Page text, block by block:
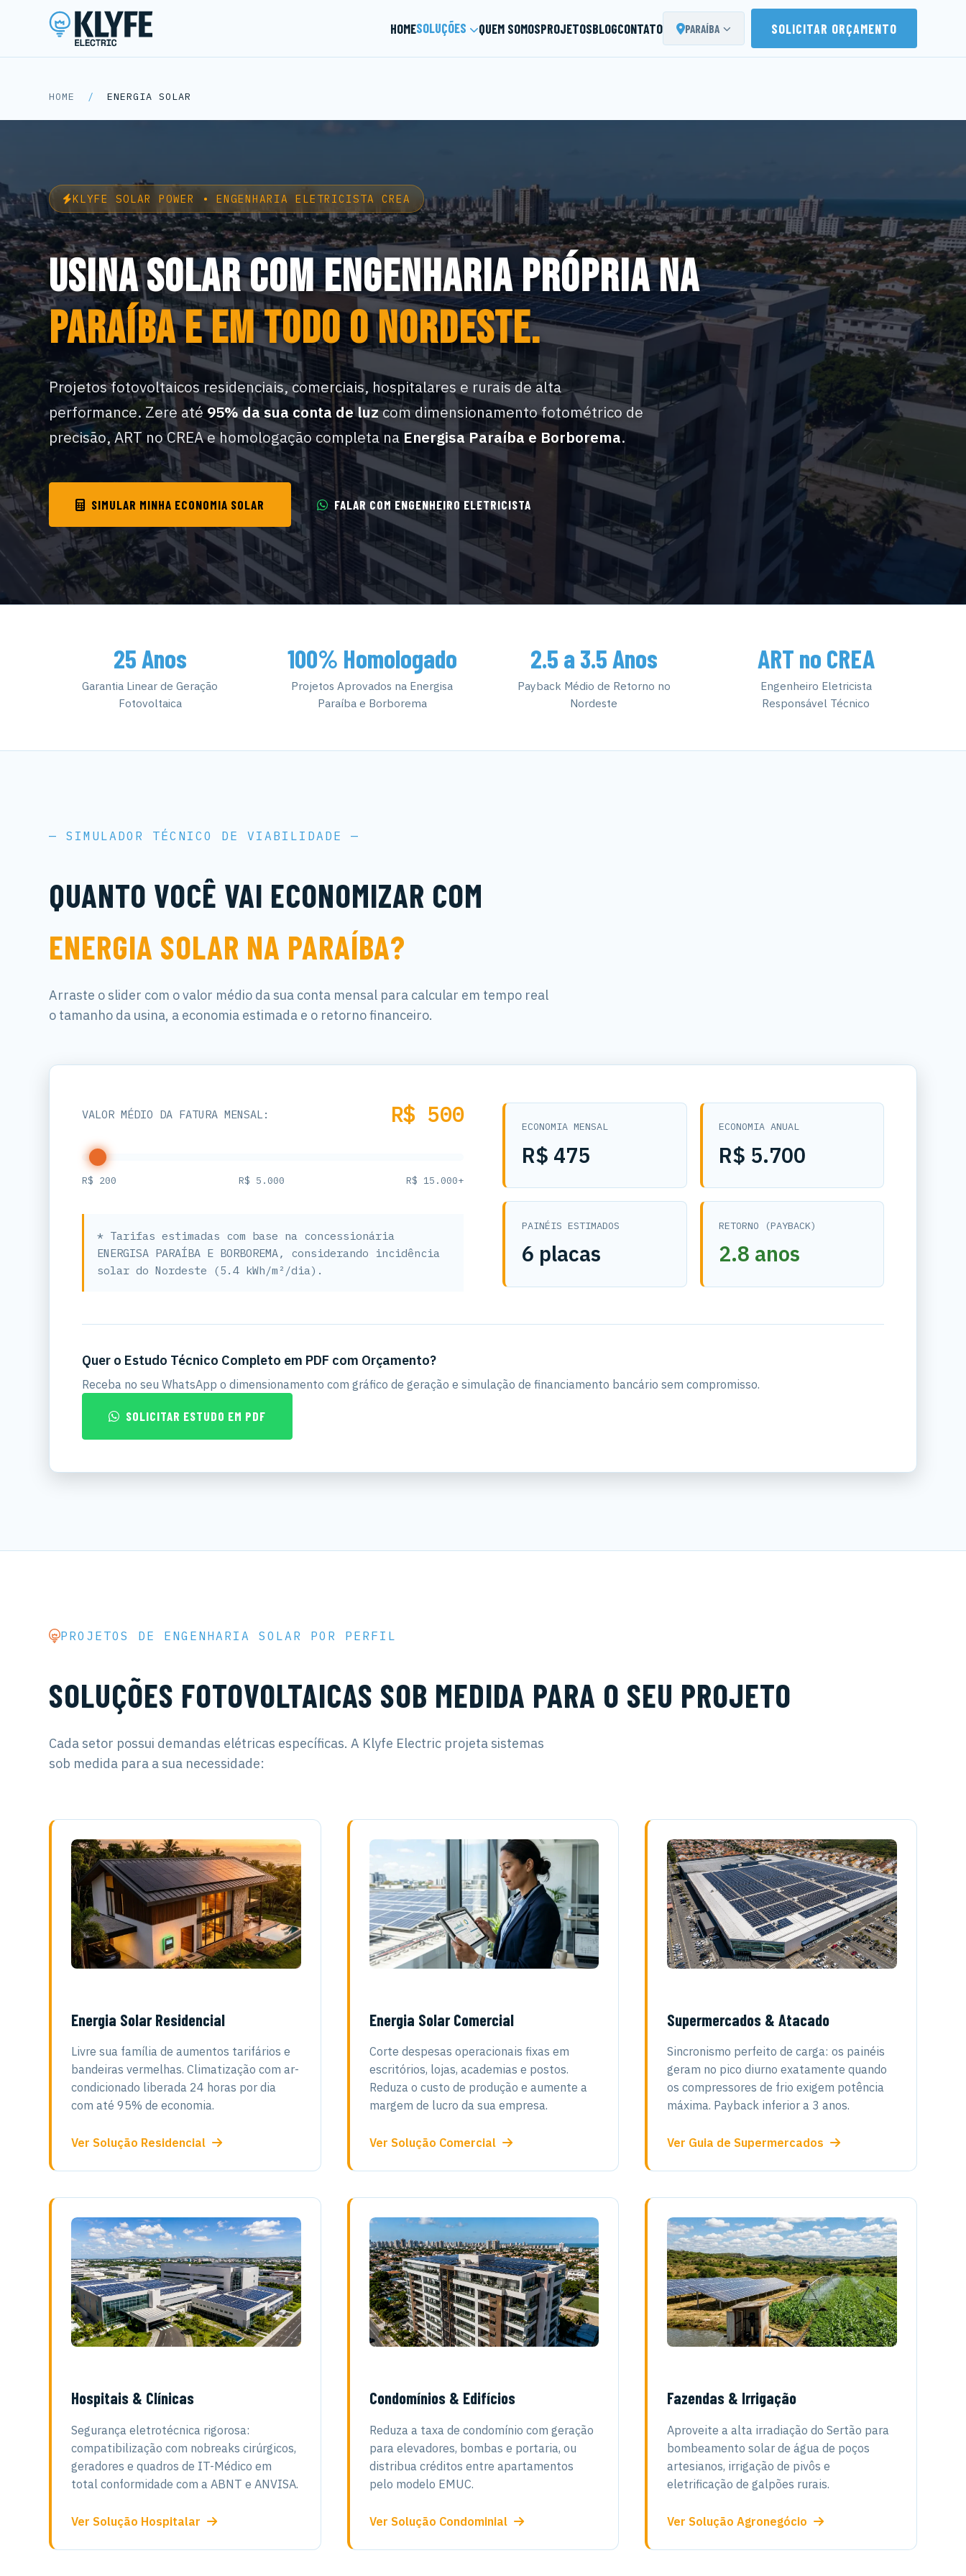
Klyfe Electric
HOMESOLUÇÕES QUEM SOMOSPROJETOSBLOGCONTATO PARAÍBA SOLICITAR ORÇAMENTO
HOME / ENERGIA SOLAR
KLYFE SOLAR POWER • ENGENHARIA ELETRICISTA CREA
USINA SOLAR COM ENGENHARIA PRÓPRIA NA
PARAÍBA E EM TODO O NORDESTE.
Projetos fotovoltaicos residenciais, comerciais, hospitalares e rurais de alta
performance. Zere até 95% da sua conta de luzcom dimensionamento fotométrico de
precisão, ART no CREA e homologação completa naEnergisa Paraíba e Borborema.
SIMULAR MINHA ECONOMIA SOLAR FALAR COM ENGENHEIRO ELETRICISTA
25 Anos
Garantia Linear de Geração
Fotovoltaica
100% Homologado
Projetos Aprovados na Energisa
Paraíba e Borborema
2.5 a 3.5 Anos
Payback Médio de Retorno no
Nordeste
ART no CREA
Engenheiro Eletricista
Responsável Técnico
— SIMULADOR TÉCNICO DE VIABILIDADE —
QUANTO VOCÊ VAI ECONOMIZAR COM
ENERGIA SOLAR NA PARAÍBA?
Arraste o slider com o valor médio da sua conta mensal para calcular em tempo real
o tamanho da usina, a economia estimada e o retorno financeiro.
VALOR MÉDIO DA FATURA MENSAL: R$ 500
R$ 200 R$ 5.000 R$ 15.000+
* Tarifas estimadas com base na concessionária
ENERGISA PARAÍBA E BORBOREMA, considerando incidência
solar do Nordeste (5.4 kWh/m²/dia).
ECONOMIA MENSAL
R$ 475
ECONOMIA ANUAL
R$ 5.700
PAINÉIS ESTIMADOS
6 placas
RETORNO (PAYBACK)
2.8 anos
Quer o Estudo Técnico Completo em PDF com Orçamento?
Receba no seu WhatsApp o dimensionamento com gráfico de geração e simulação de financiamento bancário sem compromisso.
SOLICITAR ESTUDO EM PDF
PROJETOS DE ENGENHARIA SOLAR POR PERFIL
SOLUÇÕES FOTOVOLTAICAS SOB MEDIDA PARA O SEU PROJETO
Cada setor possui demandas elétricas específicas. A Klyfe Electric projeta sistemas
sob medida para a sua necessidade:
Energia Solar Residencial
Livre sua família de aumentos tarifários e
bandeiras vermelhas. Climatização com ar-
condicionado liberada 24 horas por dia
com até 95% de economia.
Ver Solução Residencial
Energia Solar Comercial
Corte despesas operacionais fixas em
escritórios, lojas, academias e postos.
Reduza o custo de produção e aumente a
margem de lucro da sua empresa.
Ver Solução Comercial
Supermercados & Atacado
Sincronismo perfeito de carga: os painéis
geram no pico diurno exatamente quando
os compressores de frio exigem potência
máxima. Payback inferior a 3 anos.
Ver Guia de Supermercados
Hospitais & Clínicas
Segurança eletrotécnica rigorosa:
compatibilização com nobreaks cirúrgicos,
geradores e quadros de IT-Médico em
total conformidade com a ABNT e ANVISA.
Ver Solução Hospitalar
Condomínios & Edifícios
Reduza a taxa de condomínio com geração
para elevadores, bombas e portaria, ou
distribua créditos entre apartamentos
pelo modelo EMUC.
Ver Solução Condominial
Fazendas & Irrigação
Aproveite a alta irradiação do Sertão para
bombeamento solar de água de poços
artesianos, irrigação de pivôs e
eletrificação de galpões rurais.
Ver Solução Agronegócio